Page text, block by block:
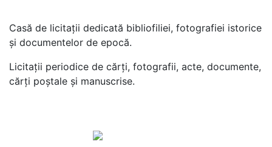
Casă de licitaţii dedicată bibliofiliei, fotografiei istorice
şi documentelor de epocă.
Licitaţii periodice de cărţi, fotografii, acte, documente,
cărţi poştale şi manuscrise.